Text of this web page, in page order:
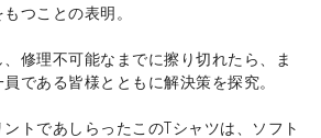
つことの表明。
修理不可能なまでに擦り切れたら、ま
である皆様とともに解決策を探究。
トであしらったこのTシャツは、ソフト